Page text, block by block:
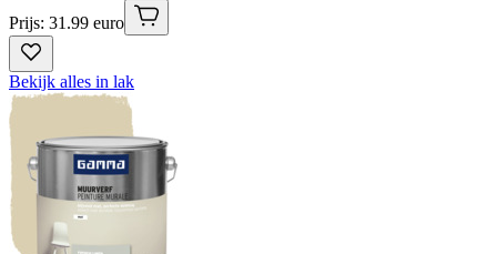
Prijs: 31.99 euro
Bekijk alles in lak